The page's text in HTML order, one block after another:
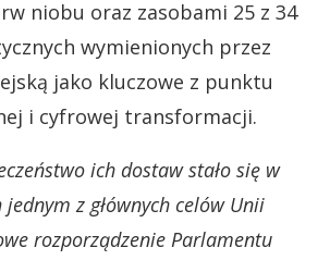
niobu oraz zasobami 25 z 34
wymienionych przez
jako kluczowe z punktu
i cyfrowej transformacji.
ich dostaw stało się w
z głównych celów Unii
rozporządzenie Parlamentu